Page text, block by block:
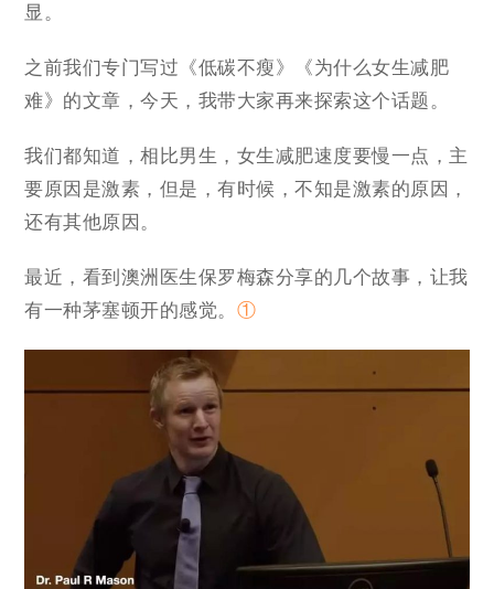
显。
之前我们专门写过《低碳不瘦》《为什么女生减肥
难》的文章，今天，我带大家再来探索这个话题。
我们都知道，相比男生，女生减肥速度要慢一点，主
要原因是激素，但是，有时候，不知是激素的原因，
还有其他原因。
最近，看到澳洲医生保罗梅森分享的几个故事，让我
有一种茅塞顿开的感觉。 ①